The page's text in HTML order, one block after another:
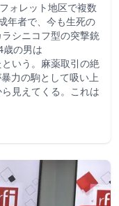
ォレット地区で複数
年者で、今も生死の
シニコフ型の突撃銃
歳の男は
いう。麻薬取引の絶
力の駒として吸い上
見えてくる。これは